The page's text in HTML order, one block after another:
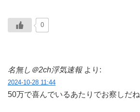
0
名無し＠2ch浮気速報 より:
2024-10-28 11:44
50万で喜んでいるあたりでお察しだね